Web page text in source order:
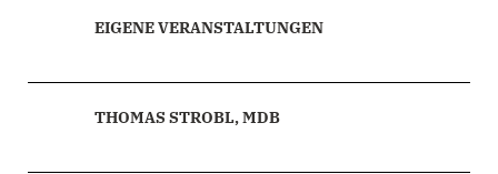
EIGENE VERANSTALTUNGEN
THOMAS STROBL, MDB